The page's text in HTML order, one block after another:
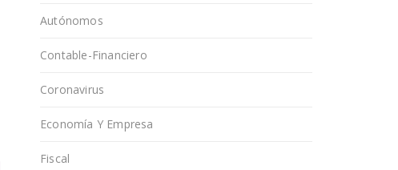
Autónomos
Contable-Financiero
Coronavirus
Economía Y Empresa
Fiscal